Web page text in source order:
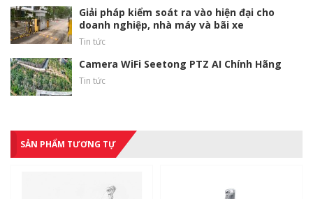
Giải pháp kiểm soát ra vào hiện đại cho
doanh nghiệp, nhà máy và bãi xe
Tin tức
Camera WiFi Seetong PTZ AI Chính Hãng
Tin tức
SẢN PHẨM TƯƠNG TỰ